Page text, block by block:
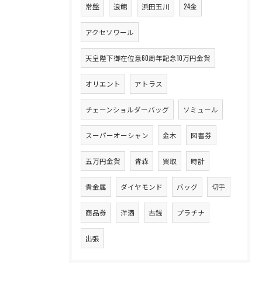
常盤 浪館 浜田玉川 24金
アクセソワール
天皇陛下御在位意60周年記念10万円金貨
オリエント アトラス
チェーンショルダーバッグ ソミュール
スーパーオーシャン 金木 図書券
五万円金貨 青森 買取 時計
貴金属 ダイヤモンド バッグ 切手
商品券 洋酒 古銭 プラチナ
出張